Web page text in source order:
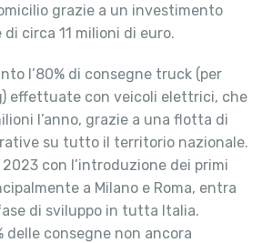
grazie a un investimento
circa 11 milioni di euro.
l’80% di consegne truck (per
effettuate con veicoli elettrici, che
l’anno, grazie a una flotta di
su tutto il territorio nazionale.
con l’introduzione dei primi
a Milano e Roma, entra
di sviluppo in tutta Italia.
consegne non ancora